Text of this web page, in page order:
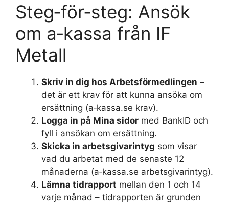
Steg‑för‑steg: Ansök
om a‑kassa från IF
Metall
Skriv in dig hos Arbetsförmedlingen –
det är ett krav för att kunna ansöka om
ersättning (a‑kassa.se krav).
Logga in på Mina sidor med BankID och
fyll i ansökan om ersättning.
Skicka in arbetsgivarintyg som visar
vad du arbetat med de senaste 12
månaderna (a‑kassa.se arbetsgivarintyg).
Lämna tidrapport mellan den 1 och 14
varje månad – tidrapporten är grunden